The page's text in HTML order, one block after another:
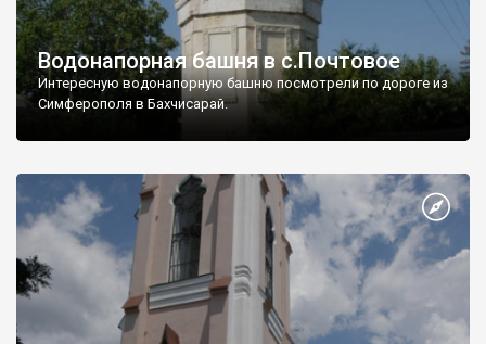
Водонапорная башня в с.Почтовое
Интересную водонапорную башню посмотрели по дороге из
Симферополя в Бахчисарай.